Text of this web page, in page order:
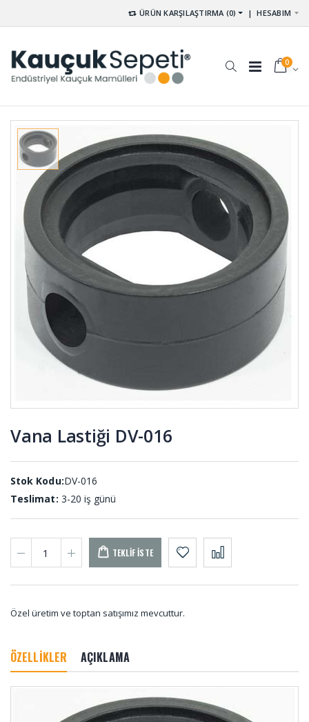
ÜRÜN KARŞILAŞTIRMA (0) |HESABIM
0
Vana Lastiği DV-016
Stok Kodu:DV-016
Teslimat: 3-20 iş günü
TEKLIF İSTE
Özel üretim ve toptan satışımız mevcuttur.
ÖZELLİKLER AÇIKLAMA
Dikişli
Körükler
KD-001
Vakum
Ayaklı
Titreşim
Çikolata
Dolum
Kauçuk
Top K-001
MEL-001